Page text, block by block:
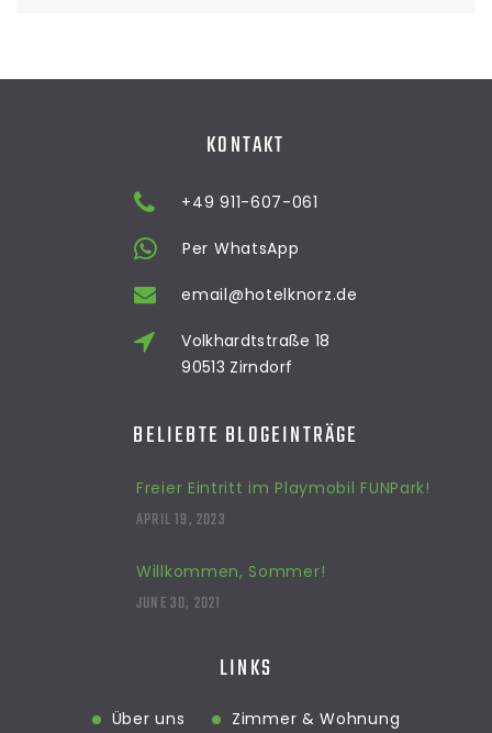
KONTAKT
+49 911-607-061
Per WhatsApp
email@hotelknorz.de
Volkhardtstraße 18
90513 Zirndorf
BELIEBTE BLOGEINTRÄGE
Freier Eintritt im Playmobil FUNPark!
APRIL 19, 2023
Willkommen, Sommer!
JUNE 30, 2021
LINKS
Über uns Zimmer & Wohnung